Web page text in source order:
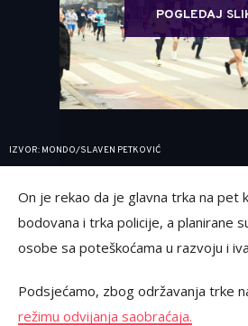
POGLEDAJ
IZVOR: MONDO/SLAVEN PETKOVIĆ
On je rekao da je glavna trka na pet
bodovana i trka policije, a planirane
osobe sa poteškoćama u razvoju i
Podsjećamo, zbog održavanja trke
režimu odvijanja saobraćaja.